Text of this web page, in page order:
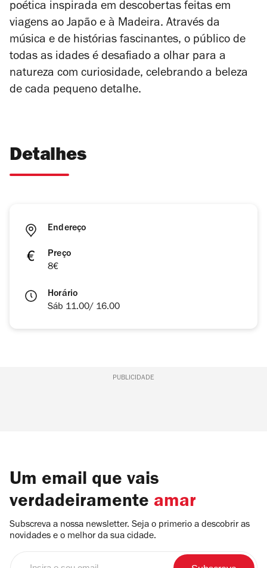
poética inspirada em descobertas feitas em
viagens ao Japão e à Madeira. Através da
música e de histórias fascinantes, o público de
todas as idades é desafiado a olhar para a
natureza com curiosidade, celebrando a beleza
de cada pequeno detalhe.
Detalhes
Endereço
Preço
8€
Horário
Sáb 11.00/ 16.00
PUBLICIDADE
Um email que vais
verdadeiramente amar
Subscreva a nossa newsletter. Seja o primerio a descobrir as
novidades e o melhor da sua cidade.